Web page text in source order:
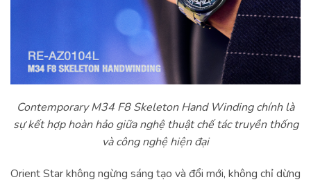
Contemporary M34 F8 Skeleton Hand Winding chính là
sự kết hợp hoàn hảo giữa nghệ thuật chế tác truyền thống
và công nghệ hiện đại
Orient Star không ngừng sáng tạo và đổi mới, không chỉ dừng